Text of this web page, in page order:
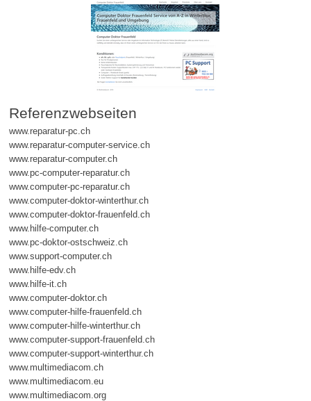
Referenzwebseiten
www.reparatur-pc.ch
www.reparatur-computer-service.ch
www.reparatur-computer.ch
www.pc-computer-reparatur.ch
www.computer-pc-reparatur.ch
www.computer-doktor-winterthur.ch
www.computer-doktor-frauenfeld.ch
www.hilfe-computer.ch
www.pc-doktor-ostschweiz.ch
www.support-computer.ch
www.hilfe-edv.ch
www.hilfe-it.ch
www.computer-doktor.ch
www.computer-hilfe-frauenfeld.ch
www.computer-hilfe-winterthur.ch
www.computer-support-frauenfeld.ch
www.computer-support-winterthur.ch
www.multimediacom.ch
www.multimediacom.eu
www.multimediacom.org